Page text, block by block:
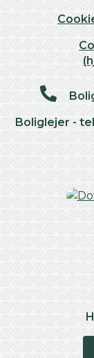
Boliglejer -